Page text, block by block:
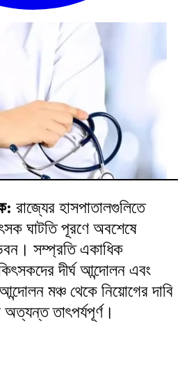
রাজ্যের হাসপাতালগুলিতে
ঘাটতি পূরণে অবশেষে
সম্প্রতি একাধিক
দীর্ঘ আন্দোলন এবং
মঞ্চ থেকে নিয়োগের দাবি
তাৎপর্যপূর্ণ।